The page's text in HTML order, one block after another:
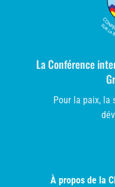
La Conférence
Pour la paix, la
À propos de la